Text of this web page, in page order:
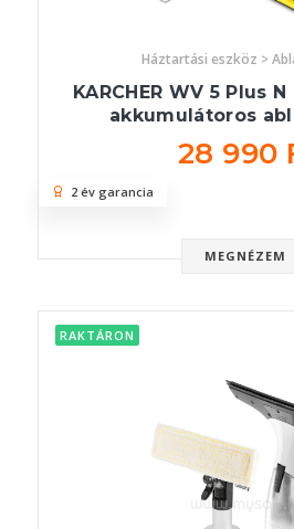
Háztartási eszköz >
KARCHER WV 5 Plus
akkumulátoros
28 990
MEGNÉZEM
2 év garancia
RAKTÁRON